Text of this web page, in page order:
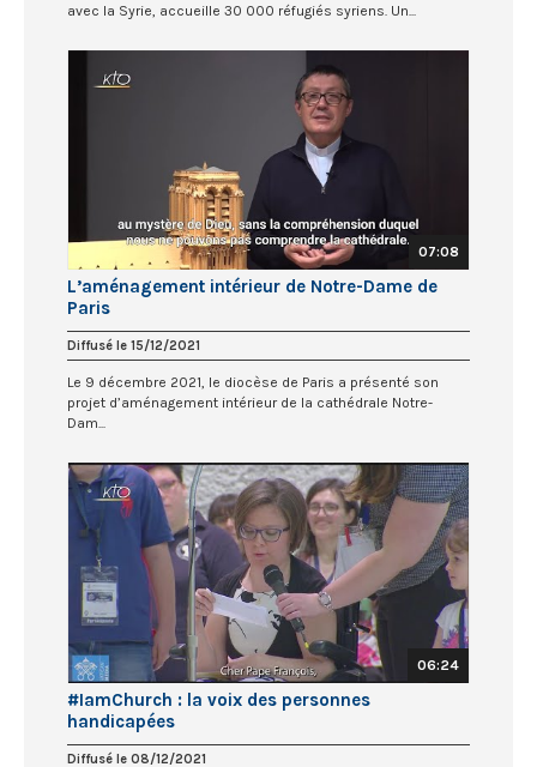
avec la Syrie, accueille 30 000 réfugiés syriens. Un...
07:08
L’aménagement intérieur de Notre-Dame de
Paris
Diffusé le 15/12/2021
Le 9 décembre 2021, le diocèse de Paris a présenté son
projet d’aménagement intérieur de la cathédrale Notre-
Dam...
06:24
#IamChurch : la voix des personnes
handicapées
Diffusé le 08/12/2021